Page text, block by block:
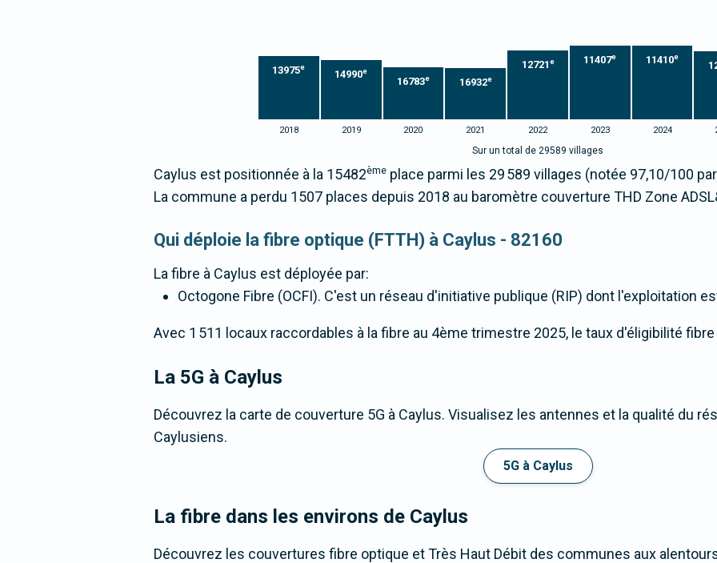
13975e
14990e
16783e 16932e
12721 e 11407e 11410e
2018 2019 2020 2021 2022 2023 2024
Sur un total de 29589 villages
Caylus est positionnée à la 15482ème place parmi les 29 589 villages (notée 97,10/100
La commune a perdu 1507 places depuis 2018 au baromètre couverture THD Zone
Qui déploie la fibre optique (FTTH) à Caylus - 82160
La fibre à Caylus est déployée par:
Octogone Fibre (OCFI). C'est un réseau d'initiative publique (RIP) dont l'exploitation
Avec 1 511 locaux raccordables à la fibre au 4ème trimestre 2025, le taux d'éligibilité
La 5G à Caylus
Découvrez la carte de couverture 5G à Caylus. Visualisez les antennes et la qualité du
Caylusiens.
5G à Caylus
La fibre dans les environs de Caylus
Découvrez les couvertures fibre optique et Très Haut Débit des communes aux